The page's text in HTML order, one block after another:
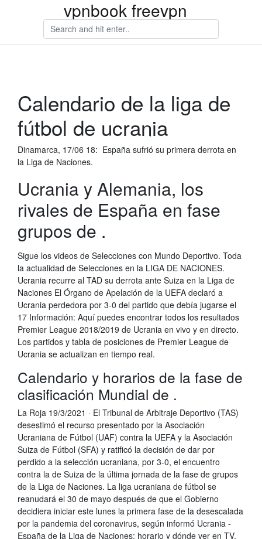
vpnbook freevpn
Calendario de la liga de
fútbol de ucrania
Dinamarca, 17/06 18: España sufrió su primera derrota en
la Liga de Naciones.
Ucrania y Alemania, los
rivales de España en fase
grupos de .
Sigue los videos de Selecciones con Mundo Deportivo. Toda
la actualidad de Selecciones en la LIGA DE NACIONES.
Ucrania recurre al TAD su derrota ante Suiza en la Liga de
Naciones El Órgano de Apelación de la UEFA declaró a
Ucrania perdedora por 3-0 del partido que debía jugarse el
17 Información: Aquí puedes encontrar todos los resultados
Premier League 2018/2019 de Ucrania en vivo y en directo.
Los partidos y tabla de posiciones de Premier League de
Ucrania se actualizan en tiempo real.
Calendario y horarios de la fase de
clasificación Mundial de .
La Roja 19/3/2021 · El Tribunal de Arbitraje Deportivo (TAS)
desestimó el recurso presentado por la Asociación
Ucraniana de Fútbol (UAF) contra la UEFA y la Asociación
Suiza de Fútbol (SFA) y ratificó la decisión de dar por
perdido a la selección ucraniana, por 3-0, el encuentro
contra la de Suiza de la última jornada de la fase de grupos
de la Liga de Naciones. La liga ucraniana de fútbol se
reanudará el 30 de mayo después de que el Gobierno
decidiera iniciar este lunes la primera fase de la desescalada
por la pandemia del coronavirus, según informó Ucrania -
España de la Liga de Naciones: horario y dónde ver en TV.